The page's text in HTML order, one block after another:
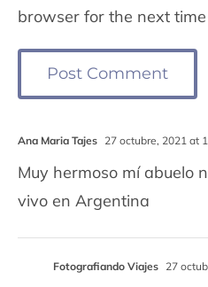
Ana Maria Tajes 27 octubre, 2021 at
Muy hermoso mí abuelo
vivo en Argentina
Fotografiando Viajes 27
browser for the next